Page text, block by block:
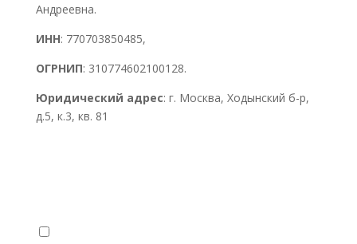
Андреевна.
ИНН: 770703850485,
ОГРНИП: 310774602100128.
Юридический адрес: г. Москва, Ходынский б-р,
д.5, к.3, кв. 81